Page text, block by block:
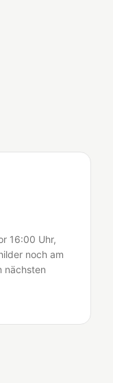
16:00 Uhr,
noch am
nächsten